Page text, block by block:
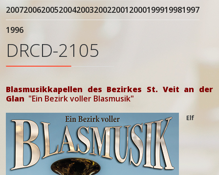
20072006200520042003200220012000199919981997
1996
DRCD-2105
Blasmusikkapellen des Bezirkes St. Veit an der
Glan "Ein Bezirk voller Blasmusik"
Elf